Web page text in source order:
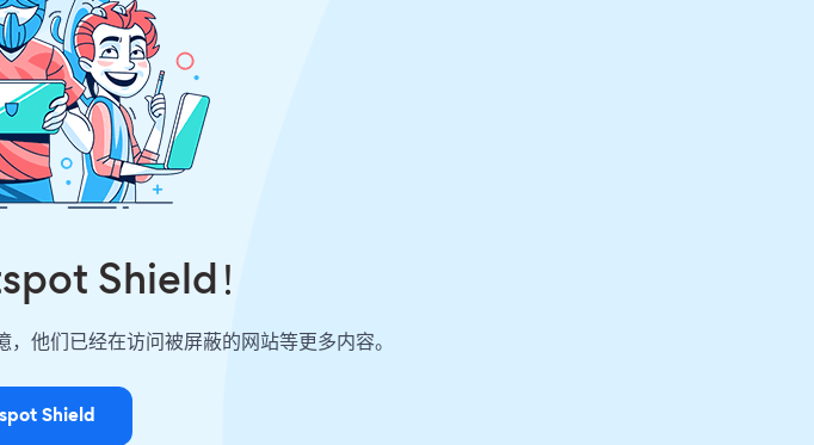
Shield！
他们已经在访问被屏蔽的网站等更多内容。
Shield